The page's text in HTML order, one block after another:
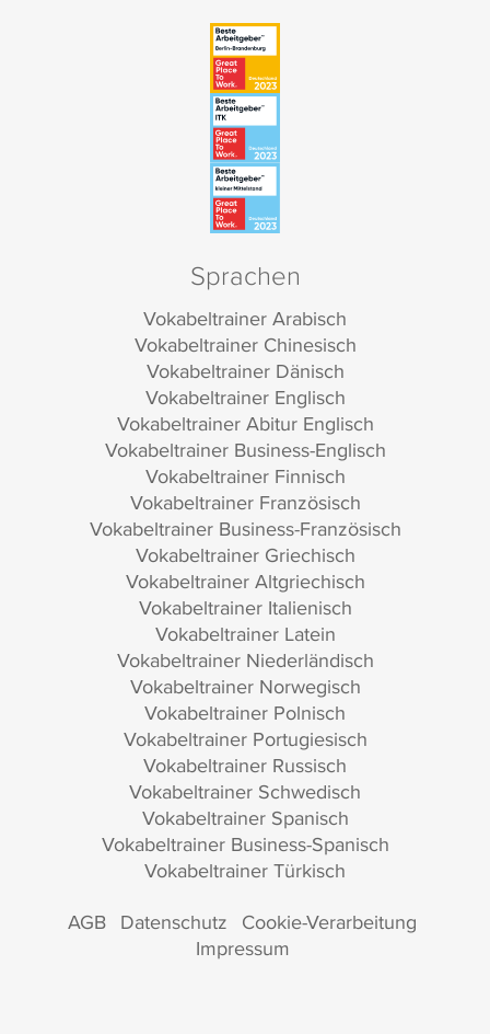
Sprachen
Vokabeltrainer Arabisch
Vokabeltrainer Chinesisch
Vokabeltrainer Dänisch
Vokabeltrainer Englisch
Vokabeltrainer Abitur Englisch
Vokabeltrainer Business-Englisch
Vokabeltrainer Finnisch
Vokabeltrainer Französisch
Vokabeltrainer Business-Französisch
Vokabeltrainer Griechisch
Vokabeltrainer Altgriechisch
Vokabeltrainer Italienisch
Vokabeltrainer Latein
Vokabeltrainer Niederländisch
Vokabeltrainer Norwegisch
Vokabeltrainer Polnisch
Vokabeltrainer Portugiesisch
Vokabeltrainer Russisch
Vokabeltrainer Schwedisch
Vokabeltrainer Spanisch
Vokabeltrainer Business-Spanisch
Vokabeltrainer Türkisch
AGB Datenschutz Cookie-Verarbeitung
Impressum